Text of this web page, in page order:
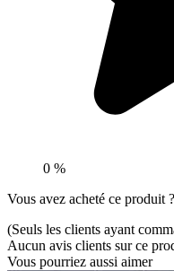
0 %
Vous avez acheté ce produit ?
(Seuls les clients ayant
Aucun avis clients sur ce
Vous pourriez aussi aimer